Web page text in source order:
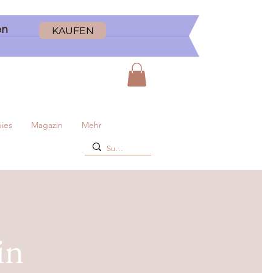
KAUFEN
Magazin Mehr